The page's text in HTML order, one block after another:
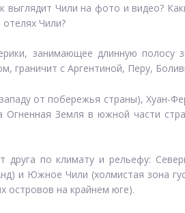
Чили на фото и видео?
Чили?
занимающее длинную полосу
граничит с Аргентиной, Перу,
от побережья страны), Хуан-
Огненная Земля в южной части
по климату и рельефу:
и Южное Чили (холмистая зона
островов на крайнем юге).